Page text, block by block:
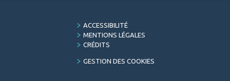
FOOTER
MENU
ACCESSIBILITÉ
MENTIONS LÉGALES
CRÉDITS
GESTION DES COOKIES